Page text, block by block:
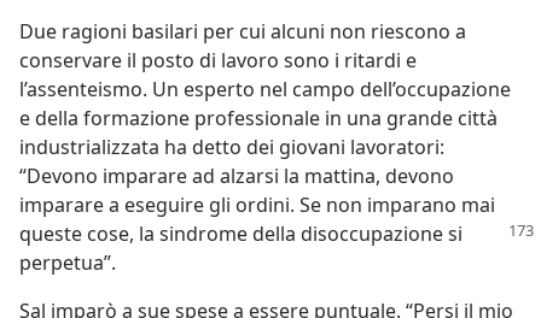
Due ragioni basilari per cui alcuni non riescono a
conservare il posto di lavoro sono i ritardi e
l’assenteismo. Un esperto nel campo dell’occupazione
e della formazione professionale in una grande città
industrializzata ha detto dei giovani lavoratori:
“Devono imparare ad alzarsi la mattina, devono
imparare a eseguire gli ordini. Se non imparano mai
queste cose, la sindrome della disoccupazione si
perpetua”.
Sal imparò a sue spese a essere puntuale. “Persi il mio